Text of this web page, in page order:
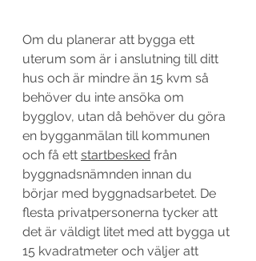
Om du planerar att bygga ett
uterum som är i anslutning till ditt
hus och är mindre än 15 kvm så
behöver du inte ansöka om
bygglov, utan då behöver du göra
en bygganmälan till kommunen
och få ett startbesked från
byggnadsnämnden innan du
börjar med byggnadsarbetet. De
flesta privatpersonerna tycker att
det är väldigt litet med att bygga ut
15 kvadratmeter och väljer att